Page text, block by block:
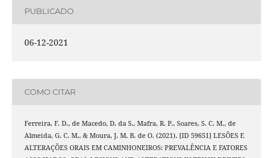
PUBLICADO
06-12-2021
COMO CITAR
Ferreira, F. D., de Macedo, D. da S., Mafra, R. P., Soares, S. C. M., de
Almeida, G. C. M., & Moura, J. M. B. de O. (2021). [ID 59651] LESÕES E
ALTERAÇÕES ORAIS EM CAMINHONEIROS: PREVALÊNCIA E FATORES